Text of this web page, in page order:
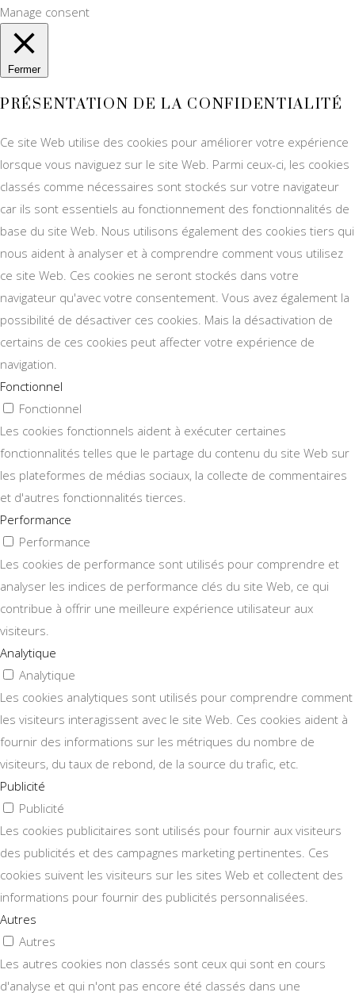
Manage consent
Fermer
PRÉSENTATION DE LA CONFIDENTIALITÉ
Ce site Web utilise des cookies pour améliorer votre expérience
lorsque vous naviguez sur le site Web. Parmi ceux-ci, les cookies
classés comme nécessaires sont stockés sur votre navigateur
car ils sont essentiels au fonctionnement des fonctionnalités de
base du site Web. Nous utilisons également des cookies tiers qui
nous aident à analyser et à comprendre comment vous utilisez
ce site Web. Ces cookies ne seront stockés dans votre
navigateur qu'avec votre consentement. Vous avez également la
possibilité de désactiver ces cookies. Mais la désactivation de
certains de ces cookies peut affecter votre expérience de
navigation.
Fonctionnel
Fonctionnel
Les cookies fonctionnels aident à exécuter certaines
fonctionnalités telles que le partage du contenu du site Web sur
les plateformes de médias sociaux, la collecte de commentaires
et d'autres fonctionnalités tierces.
Performance
Performance
Les cookies de performance sont utilisés pour comprendre et
analyser les indices de performance clés du site Web, ce qui
contribue à offrir une meilleure expérience utilisateur aux
visiteurs.
Analytique
Analytique
Les cookies analytiques sont utilisés pour comprendre comment
les visiteurs interagissent avec le site Web. Ces cookies aident à
fournir des informations sur les métriques du nombre de
visiteurs, du taux de rebond, de la source du trafic, etc.
Publicité
Publicité
Les cookies publicitaires sont utilisés pour fournir aux visiteurs
des publicités et des campagnes marketing pertinentes. Ces
cookies suivent les visiteurs sur les sites Web et collectent des
informations pour fournir des publicités personnalisées.
Autres
Autres
Les autres cookies non classés sont ceux qui sont en cours
d'analyse et qui n'ont pas encore été classés dans une